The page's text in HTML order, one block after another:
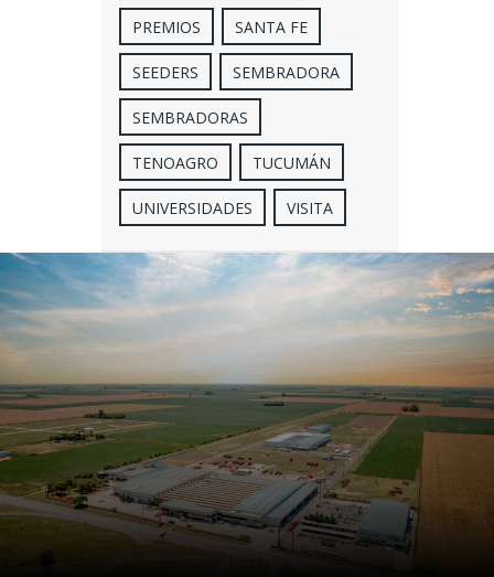
PREMIOS SANTA FE
SEEDERS SEMBRADORA
SEMBRADORAS
TENOAGRO TUCUMÁN
UNIVERSIDADES VISITA